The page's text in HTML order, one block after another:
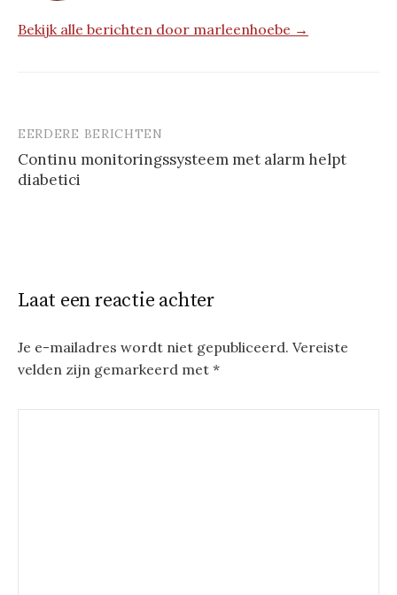
Bekijk alle berichten door marleenhoebe →
Berichtnavigatie
EERDERE BERICHTEN
Continu monitoringssysteem met alarm helpt
diabetici
Laat een reactie achter
Je e-mailadres wordt niet gepubliceerd. Vereiste
velden zijn gemarkeerd met *